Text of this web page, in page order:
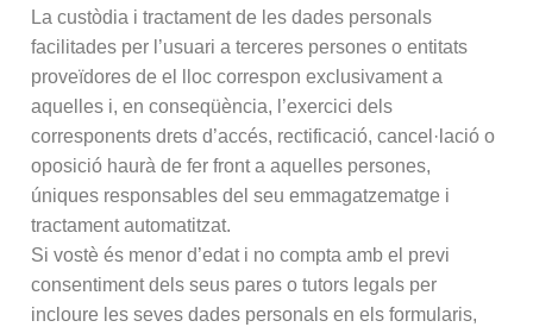
La custòdia i tractament de les dades personals
facilitades per l’usuari a terceres persones o entitats
proveïdores de el lloc correspon exclusivament a
aquelles i, en conseqüència, l’exercici dels
corresponents drets d’accés, rectificació, cancel·lació o
oposició haurà de fer front a aquelles persones,
úniques responsables del seu emmagatzematge i
tractament automatitzat.
Si vostè és menor d’edat i no compta amb el previ
consentiment dels seus pares o tutors legals per
incloure les seves dades personals en els formularis,